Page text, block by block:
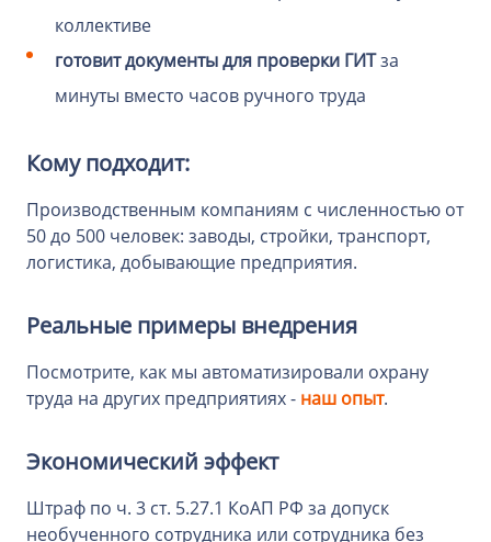
коллективе
готовит документы для проверки ГИТза
минуты вместо часов ручного труда
Кому подходит:
Производственным компаниям с численностью от
50 до 500 человек: заводы, стройки, транспорт,
логистика, добывающие предприятия.
Реальные примеры внедрения
Посмотрите, как мы автоматизировали охрану
труда на других предприятиях - наш опыт.
Экономический эффект
Штраф по ч. 3 ст. 5.27.1 КоАП РФ за допуск
необученного сотрудника или сотрудника без